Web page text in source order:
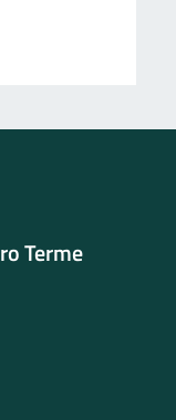
Terme